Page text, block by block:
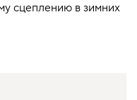
сцеплению в зимних